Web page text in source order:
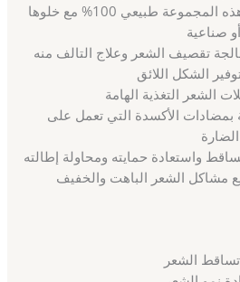
كل ما تحتوي عليه هذه المجموعة طبيعي 100% مع خلوها
صناعية
تقصيف الشعر وعلاج التالف منه
الشكل اللائق
الشعر التغذية الهامة
بمضادات الأكسدة التي تعمل على
واستعادة حمايته ومحاولة إطالته
مشاكل الشعر الباهت والخفيف
الشعر